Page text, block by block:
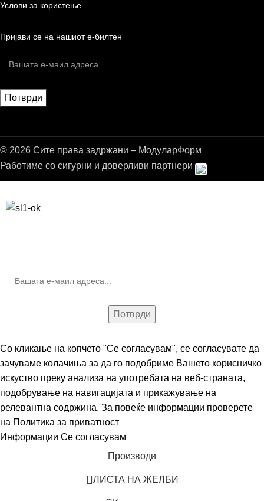
Услови за користење
Пријави се на нашиот е-билтен
© 2026 Сите права задржани – МодуларФорм
Работиме со сигурни и доверливи партнери
Со кликање на копчето "Се согласувам", се согласувате да
зачуваме колачиња за да го подобриме Вашето корисничко
искуство преку анализа на употребата на веб-страната,
подобрување на навигацијата и прикажување на
релевантна содржина. За повеќе информации проверете
на Политика за приватност
Информации Се согласувам
Производи
ЛИСТА НА ЖЕЛБИ
0